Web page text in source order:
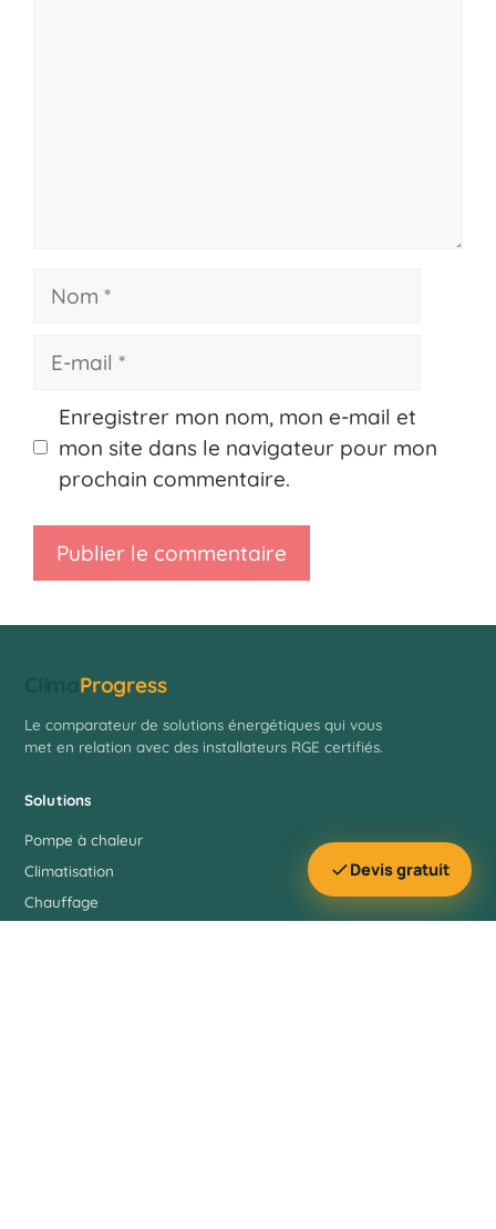
Nom
Enregistrer mon nom, mon e-mail et
mon site dans le navigateur pour mon
prochain commentaire.
Progress
Le comparateur de solutions énergétiques qui vous
met en relation avec des installateurs RGE certifiés.
Solutions
Pompe à chaleur
Climatisation
Chauffage
Devis gratuit